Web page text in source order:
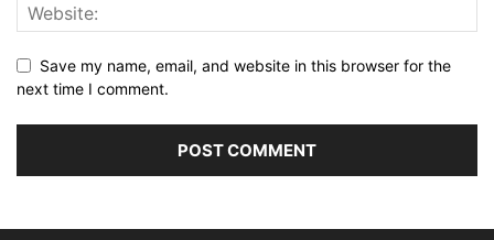
Save my name, email, and website in this browser for the
next time I comment.